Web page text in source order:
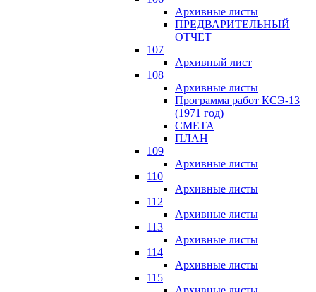
Архивные листы
ПРЕДВАРИТЕЛЬНЫЙ
ОТЧЕТ
107
Архивный лист
108
Архивные листы
Программа работ КСЭ-13
(1971 год)
СМЕTA
ПЛАН
109
Архивные листы
110
Архивные листы
112
Архивные листы
113
Архивные листы
114
Архивные листы
115